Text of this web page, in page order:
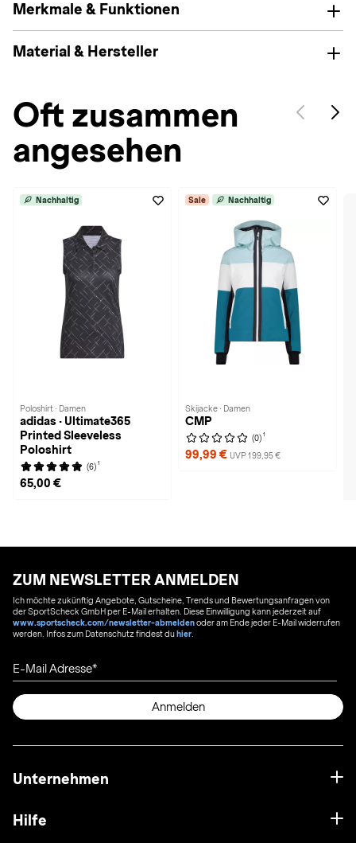
Merkmale & Funktionen
Material & Hersteller
Oft zusammen
angesehen
Nachhaltig
Poloshirt · Damen
adidas · Ultimate365
Printed Sleeveless
Poloshirt
(6) 1
65,00 €
Sale Nachhaltig
Skijacke · Damen
CMP
(0) 1
99,99 € UVP 199,95 €
ZUM NEWSLETTER ANMELDEN
Ich möchte zukünftig Angebote, Gutscheine, Trends und Bewertungsanfragen von
der SportScheck GmbH per E-Mail erhalten. Diese Einwilligung kann jederzeit auf
www.sportscheck.com/newsletter-abmeldenoder am Ende jeder E-Mail widerrufen
werden. Infos zum Datenschutz findest duhier
E-Mail Adresse
Anmelden
Unternehmen
Hilfe